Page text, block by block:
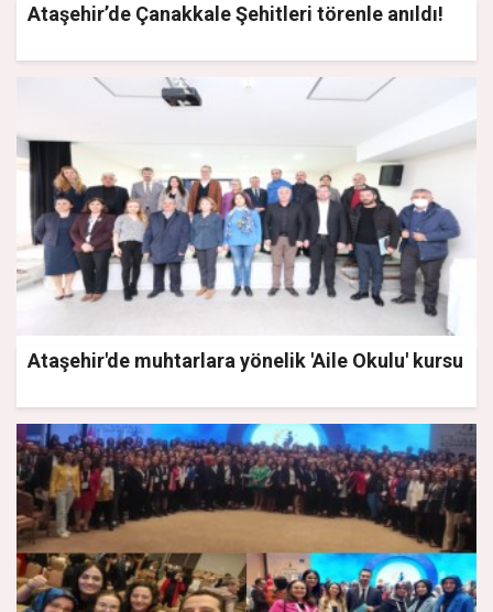
Ataşehir’de Çanakkale Şehitleri törenle anıldı!
Ataşehir'de muhtarlara yönelik 'Aile Okulu' kursu